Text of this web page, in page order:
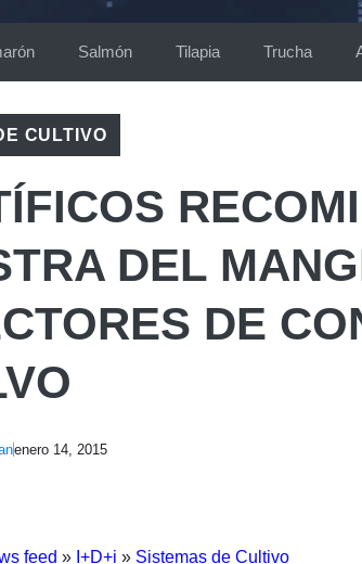
Salmón Tilapia Trucha
CULTIVO
DEL
DE
enero 14, 2015
feed » I+D+i » Sistemas de Cultivo